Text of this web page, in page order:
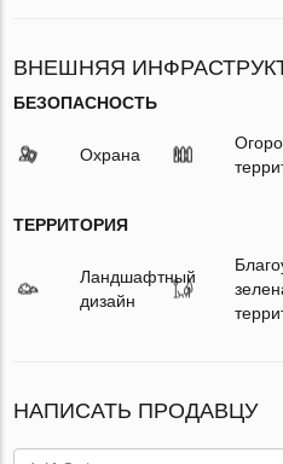
ВНЕШНЯЯ
БЕЗОПАСНОСТЬ
Охрана
ТЕРРИТОРИЯ
Ландшафтный
дизайн
НАПИСАТЬ ПРОДАВЦУ